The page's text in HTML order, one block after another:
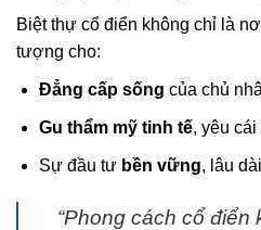
Biệt thự cổ điển không chỉ là
tượng cho:
Đẳng cấp sống của chủ
Gu thẩm mỹ tinh tế, yêu
Sự đầu tư bền vững, lâu
“Phong cách cổ điển